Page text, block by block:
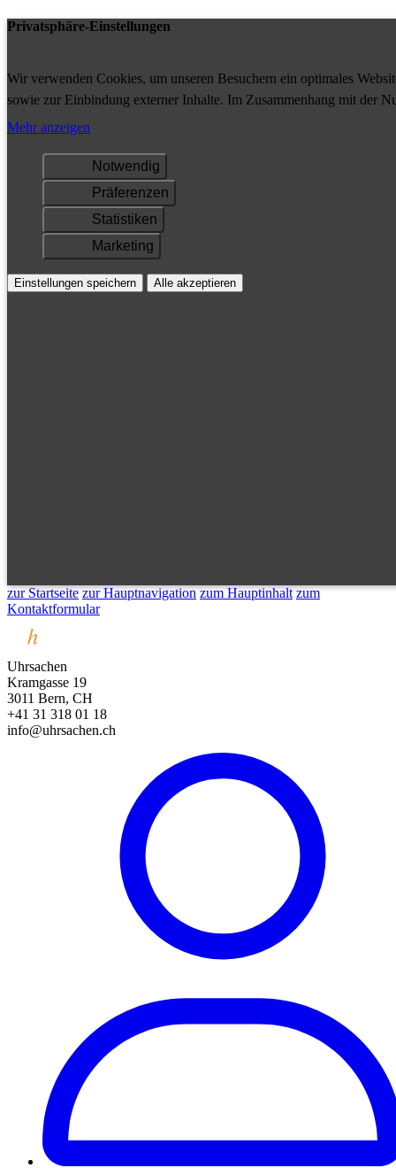
Privatsphäre-Einstellungen
Wir verwenden Cookies, um unseren Besuchern ein optimales
sowie zur Einbindung externer Inhalte. Im Zusammenhang mit der
Ihrem Gerät gespeichert und/oder abgerufen.
Mehr anzeigen
Notwendig
Präferenzen
Statistiken
Marketing
Einstellungen speichern Alle akzeptieren
zur Startseite zur Hauptnavigation zum Hauptinhalt zum
Kontaktformular
Uhrsachen
Kramgasse 19
3011 Bern, CH
+41 31 318 01 18
info@uhrsachen.ch